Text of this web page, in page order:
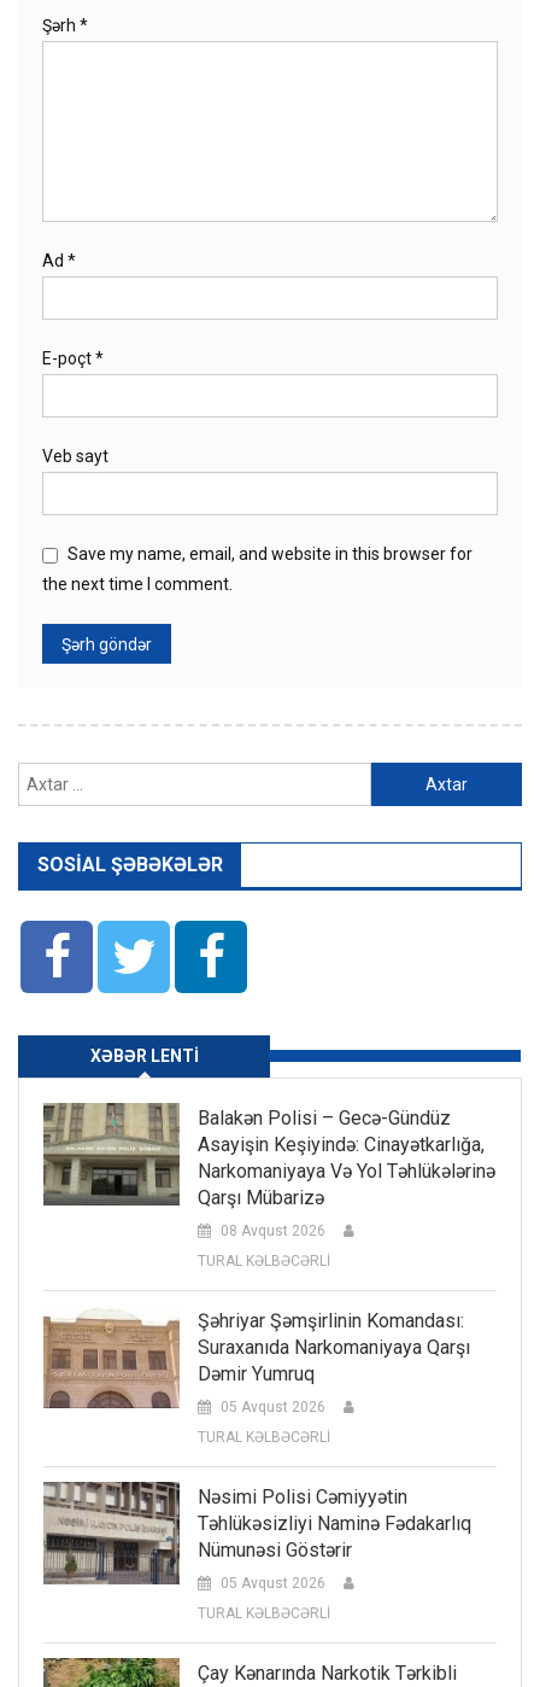
Şərh *
Ad *
E-poçt*
Veb sayt
Save my name, email, and website in this browser for
the next time I comment.
SOSIAL ŞƏBƏKƏLƏR
XƏBƏR LENTI
Balakən Polisi – Gecə-Gündüz
Asayişin Keşiyində: Cinayətkarlığa,
Narkomaniyaya Və Yol Təhlükələrinə
Qarşı Mübarizə
08 Avqust 2026
TURAL KƏLBƏCƏRLİ
Şəhriyar Şəmşirlinin Komandası:
Suraxanıda Narkomaniyaya Qarşı
Dəmir Yumruq
05 Avqust 2026
TURAL KƏLBƏCƏRLİ
Nəsimi Polisi Cəmiyyətin
Təhlükəsizliyi Naminə Fədakarlıq
Nümunəsi Göstərir
05 Avqust 2026
TURAL KƏLBƏCƏRLİ
Çay Kənarında Narkotik Tərkibli